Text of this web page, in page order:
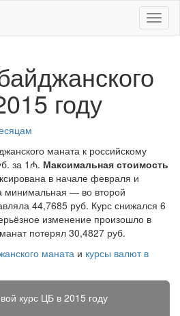
Меню
году
маната к российскому
за 1₼. Максимальная стоимость
в начале февраля и
минимальная — во второй
44,7685 руб. Курс снижался 6
изменение произошло в
потерял 30,4827 руб.
маната и курсы валют в
курс ЦБ в 2015 году